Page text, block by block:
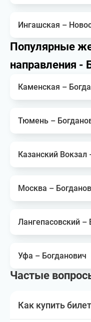
Ингашская –
Популярные
направления -
Каменская –
Тюмень –
Казанский Вокзал
Москва –
Лангепасовский –
Уфа – Богданович
Частые
Как купить